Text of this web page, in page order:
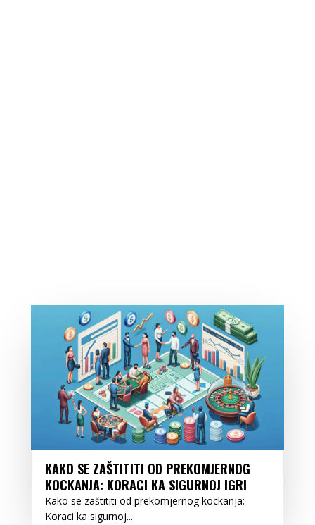
KAKO SE ZAŠTITITI OD PREKOMJERNOG
KOCKANJA: KORACI KA SIGURNOJ IGRI
Kako se zaštititi od prekomjernog kockanja:
Koraci ka sigurnoj...